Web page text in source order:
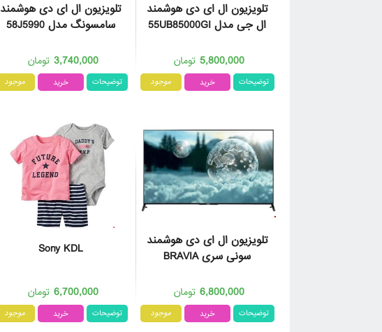
تلویزیون ال ای دی هوشمند
ال‌ جی مدل 55UB85000GI
5,800,000تومان
توضیحات موجود
تلویزیون ال ای دی هوشمند
سامسونگ مدل 58J5990
3,740,000 تومان
توضیحات موجود
تلویزیون ال ای دی هوشمند
سونی سری BRAVIA
6,800,000تومان
توضیحات موجود
Sony KDL
6,700,000 تومان
توضیحات موجود